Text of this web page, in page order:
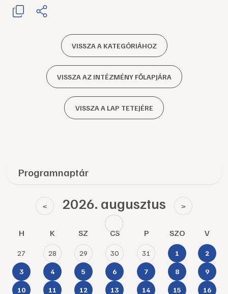
VISSZA A KATEGÓRIÁHOZ
VISSZA AZ INTÉZMÉNY FŐLAPJÁRA
VISSZA A LAP TETEJÉRE
Programnaptár
< 2026. augusztus >
H K SZ CS P SZO V
27 28 29 30 31 1 2
3 4 5 6 7 8 9
10 11 12 13 14 15 16